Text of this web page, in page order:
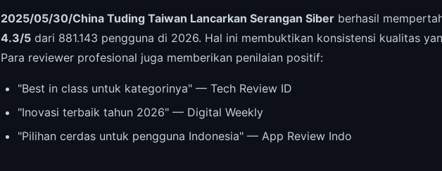
2025/05/30/China Tuding Taiwan Lancarkan Serangan Siber berhasil
4.3/5 dari 881.143 pengguna di 2026. Hal ini membuktikan konsistensi kualitas
Para reviewer profesional juga memberikan penilaian positif:
"Best in class untuk kategorinya" — Tech Review ID
"Inovasi terbaik tahun 2026" — Digital Weekly
"Pilihan cerdas untuk pengguna Indonesia" — App Review Indo